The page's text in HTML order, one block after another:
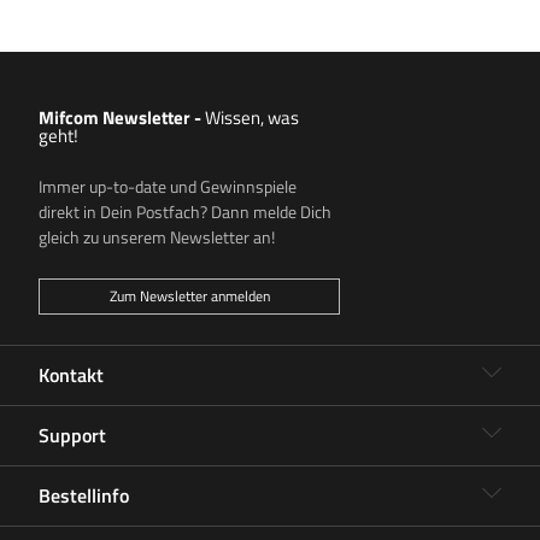
Kontakt
Support
Bestellinfo
Mifcom Newsletter-Wissen, was
geht!
Immer up-to-date und Gewinnspiele
direkt in Dein Postfach? Dann melde Dich
gleich zu unserem Newsletter an!
Zum Newsletter anmelden